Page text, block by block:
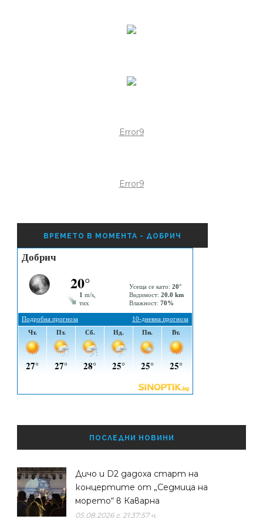
Error9
Error9
ВРЕМЕТО В МОМЕНТА - ДОБРИЧ
ПОСЛЕДНИ НОВИНИ
Дичо и D2 дадоха старт на
концертите от „Седмица на
морето“ в Каварна
05.08.2026 г. 21:37:57 ч.